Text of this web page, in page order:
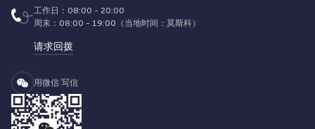
工作日：08:00 - 20:00
周末：08:00 - 19:00（当地时间：莫斯科）
请求回拨
用微信 写信